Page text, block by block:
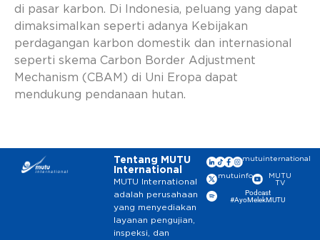
di pasar karbon. Di Indonesia, peluang yang dapat
dimaksimalkan seperti adanya Kebijakan
perdagangan karbon domestik dan internasional
seperti skema Carbon Border Adjustment
Mechanism (CBAM) di Uni Eropa dapat
mendukung pendanaan hutan.
Tentang MUTU
International
MUTU International
adalah perusahaan
yang menyediakan
layanan pengujian,
inspeksi, dan
mutuinternational
mutuinfo
MUTU
TV
Podcast
#AyoMelekMUTU